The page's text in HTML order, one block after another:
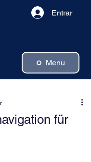
Menu
Entrar
für